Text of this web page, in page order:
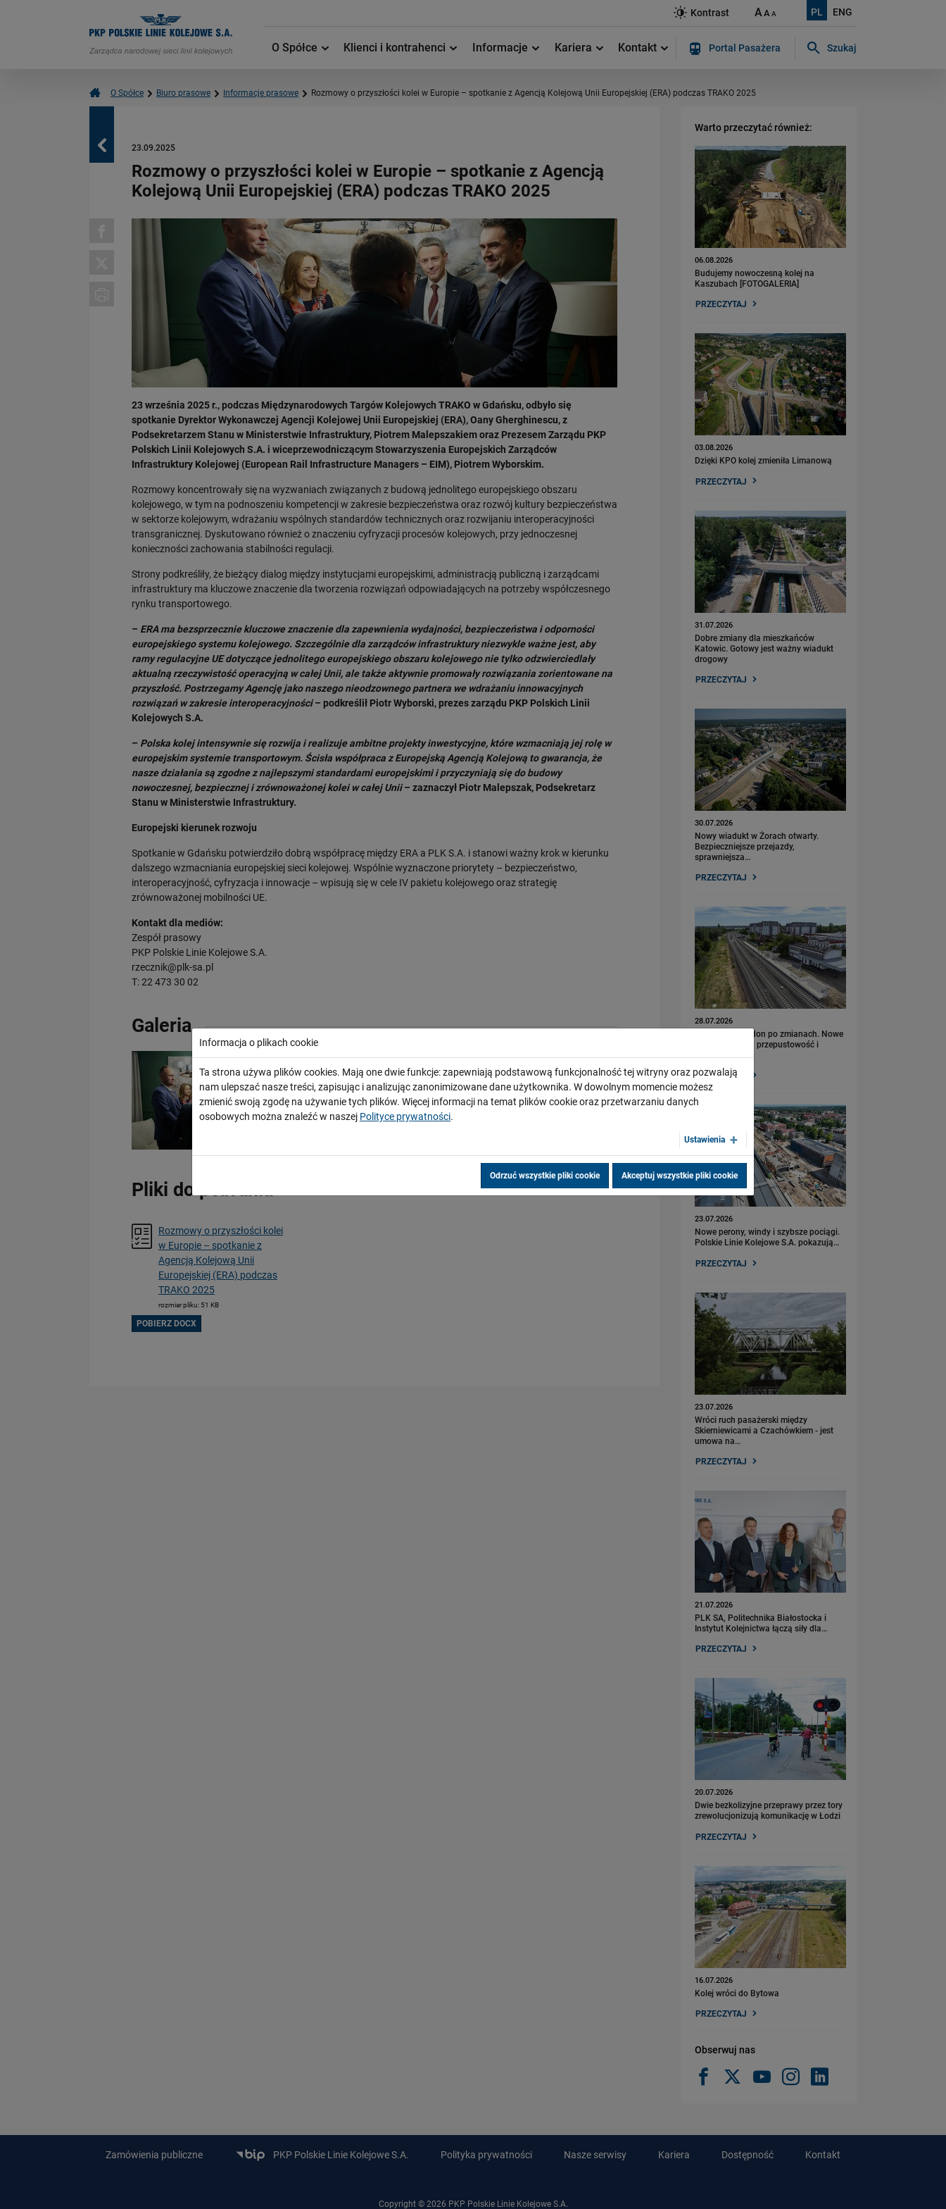
PL ENG
Kontrast AAA
O Spółce Klienci i kontrahenci Informacje Kariera Kontakt Portal Pasażera Szukaj
O Spółce Biuro prasowe Informacje prasowe Rozmowy o przyszłości kolei w Europie – spotkanie z Agencją Kolejową Unii Europejskiej (ERA) podczas TRAKO 2025
Powrót 23.09.2025
Rozmowy o przyszłości kolei w Europie – spotkanie z Agencją
Kolejową Unii Europejskiej (ERA) podczas TRAKO 2025
23 września 2025 r., podczas Międzynarodowych Targów Kolejowych TRAKO w Gdańsku, odbyło się
spotkanie Dyrektor Wykonawczej Agencji Kolejowej Unii Europejskiej (ERA), Oany Gherghinescu, z
Podsekretarzem Stanu w Ministerstwie Infrastruktury, Piotrem Malepszakiem oraz Prezesem Zarządu PKP
Polskich Linii Kolejowych S.A. i wiceprzewodniczącym Stowarzyszenia Europejskich Zarządców
Infrastruktury Kolejowej (European Rail Infrastructure Managers – EIM), Piotrem Wyborskim.
Rozmowy koncentrowały się na wyzwaniach związanych z budową jednolitego europejskiego obszaru
kolejowego, w tym na podnoszeniu kompetencji w zakresie bezpieczeństwa oraz rozwój kultury bezpieczeństwa
w sektorze kolejowym, wdrażaniu wspólnych standardów technicznych oraz rozwijaniu interoperacyjności
transgranicznej. Dyskutowano również o znaczeniu cyfryzacji procesów kolejowych, przy jednoczesnej
konieczności zachowania stabilności regulacji.
Strony podkreśliły, że bieżący dialog między instytucjami europejskimi, administracją publiczną i zarządcami
infrastruktury ma kluczowe znaczenie dla tworzenia rozwiązań odpowiadających na potrzeby współczesnego
rynku transportowego.
– ERA ma bezsprzecznie kluczowe znaczenie dla zapewnienia wydajności, bezpieczeństwa i odporności
europejskiego systemu kolejowego. Szczególnie dla zarządców infrastruktury niezwykle ważne jest, aby
ramy regulacyjne UE dotyczące jednolitego europejskiego obszaru kolejowego nie tylko odzwierciedlały
aktualną rzeczywistość operacyjną w całej Unii, ale także aktywnie promowały rozwiązania zorientowane na
przyszłość. Postrzegamy Agencję jako naszego nieodzownego partnera we wdrażaniu innowacyjnych
rozwiązań w zakresie interoperacyjności– podkreślił Piotr Wyborski, prezes zarządu PKP Polskich Linii
Kolejowych S.A.
– Polska kolej intensywnie się rozwija i realizuje ambitne projekty inwestycyjne, które wzmacniają jej rolę w
europejskim systemie transportowym. Ścisła współpraca z Europejską Agencją Kolejową to gwarancja, że
nasze działania są zgodne z najlepszymi standardami europejskimi i przyczyniają się do budowy
nowoczesnej, bezpiecznej i zrównoważonej kolei w całej Unii– zaznaczył Piotr Malepszak, Podsekretarz
Stanu w Ministerstwie Infrastruktury.
Europejski kierunek rozwoju
Spotkanie w Gdańsku potwierdziło dobrą współpracę między ERA a PLK S.A. i stanowi ważny krok w kierunku
dalszego wzmacniania europejskiej sieci kolejowej. Wspólnie wyznaczone priorytety – bezpieczeństwo,
interoperacyjność, cyfryzacja i innowacje – wpisują się w cele IV pakietu kolejowego oraz strategię
zrównoważonej mobilności UE.
Kontakt dla mediów:
Zespół prasowy
PKP Polskie Linie Kolejowe S.A.
rzecznik@plk-sa.pl
T: 22 473 30 02
Galeria
Pliki do pobrania
Rozmowy o przyszłości kolei
w Europie – spotkanie z
Agencją Kolejową Unii
Europejskiej (ERA) podczas
TRAKO 2025
rozmiar pliku: 51 KB
POBIERZ DOCX
Warto przeczytać również:
06.08.2026
Budujemy nowoczesną kolej na
Kaszubach [FOTOGALERIA]
PRZECZYTAJ
03.08.2026
Dzięki KPO kolej zmieniła Limanową
PRZECZYTAJ
31.07.2026
Dobre zmiany dla mieszkańców
Katowic. Gotowy jest ważny wiadukt
drogowy
PRZECZYTAJ
30.07.2026
Nowy wiadukt w Żorach otwarty.
Bezpieczniejsze przejazdy,
sprawniejsza…
PRZECZYTAJ
28.07.2026
Bydgoszcz Fordon po zmianach. Nowe
perony, większa przepustowość i
kolejny…
PRZECZYTAJ
23.07.2026
Nowe perony, windy i szybsze pociągi.
Polskie Linie Kolejowe S.A. pokazują…
PRZECZYTAJ
23.07.2026
Wróci ruch pasażerski między
Skierniewicami a Czachówkiem - jest
umowa na…
PRZECZYTAJ
21.07.2026
PLK SA, Politechnika Białostocka i
Instytut Kolejnictwa łączą siły dla…
PRZECZYTAJ
20.07.2026
Dwie bezkolizyjne przeprawy przez tory
zrewolucjonizują komunikację w Łodzi
PRZECZYTAJ
16.07.2026
Kolej wróci do Bytowa
PRZECZYTAJ
Obserwuj nas
Zamówienia publiczne PKP Polskie Linie Kolejowe S.A. Polityka prywatności Nasze serwisy Kariera Dostępność Kontakt
Copyright © 2026 PKP Polskie Linie Kolejowe S.A.
Informacja o plikach cookie
Ta strona używa plików cookies. Mają one dwie funkcje: zapewniają podstawową funkcjonalność tej witryny oraz pozwalają
nam ulepszać nasze treści, zapisując i analizując zanonimizowane dane użytkownika. W dowolnym momencie możesz
zmienić swoją zgodę na używanie tych plików. Więcej informacji na temat plików cookie oraz przetwarzaniu danych
osobowych można znaleźć w naszej Polityce prywatności.
Ustawienia
Odrzuć wszystkie pliki cookie Akceptuj wszystkie pliki cookie